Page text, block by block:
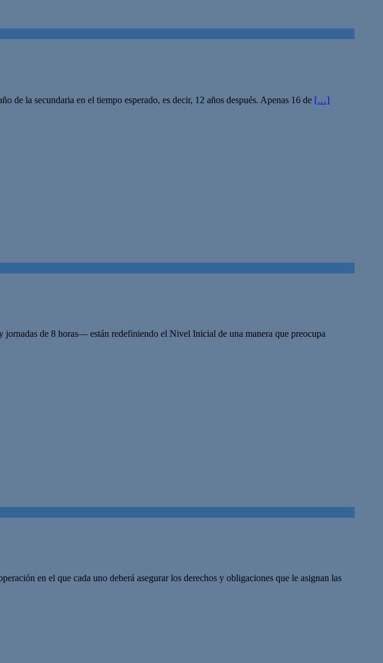
de la secundaria en el tiempo esperado, es decir, 12 años después. Apenas 16 de […]
de 8 horas— están redefiniendo el Nivel Inicial de una manera que preocupa
en el que cada uno deberá asegurar los derechos y obligaciones que le asignan las